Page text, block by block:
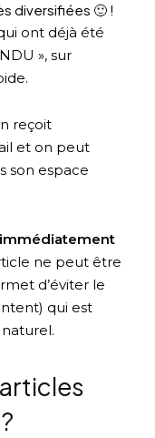
diversifiées 🙂 !
ont déjà été
», sur
reçoit
et on peut
son espace
immédiatement
ne peut être
d’éviter le
qui est